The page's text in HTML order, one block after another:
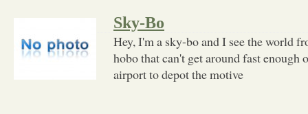
Sky-Bo
Hey, I'm a sky-bo and I see the world
hobo that can't get around fast enough
airport to depot the motive